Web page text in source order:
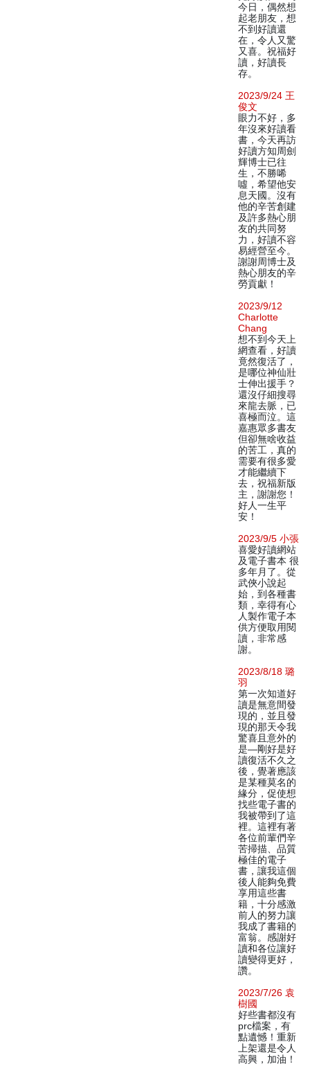
今日，偶然想
起老朋友，想
不到好讀還
在，令人又驚
又喜。祝福好
讀，好讀長
存。
2023/9/24 王
俊文
眼力不好，多
年沒來好讀看
書，今天再訪
好讀方知周劍
輝博士已往
生，不勝唏
噓，希望他安
息天國。沒有
他的辛苦創建
及許多熱心朋
友的共同努
力，好讀不容
易經營至今。
謝謝周博士及
熱心朋友的辛
勞貢獻！
2023/9/12
Charlotte
Chang
想不到今天上
網查看，好讀
竟然復活了，
是哪位神仙壯
士伸出援手？
還沒仔細搜尋
來龍去脈，已
喜極而泣。這
嘉惠眾多書友
但卻無啥收益
的苦工，真的
需要有很多愛
才能繼續下
去，祝福新版
主，謝謝您！
好人一生平
安！
2023/9/5 小張
喜愛好讀網站
及電子書本 很
多年月了。從
武俠小說起
始，到各種書
類，幸得有心
人製作電子本
供方便取用閱
讀，非常感
謝。
2023/8/18 璐
羽
第一次知道好
讀是無意間發
現的，並且發
現的那天令我
驚喜且意外的
是—剛好是好
讀復活不久之
後，覺著應該
是某種莫名的
緣分，促使想
找些電子書的
我被帶到了這
裡。這裡有著
各位前輩們辛
苦掃描、品質
極佳的電子
書，讓我這個
後人能夠免費
享用這些書
籍，十分感激
前人的努力讓
我成了書籍的
富翁。感謝好
讀和各位讓好
讀變得更好，
讚。
2023/7/26 袁
樹國
好些書都沒有
prc檔案，有
點遺憾！重新
上架還是令人
高興，加油！